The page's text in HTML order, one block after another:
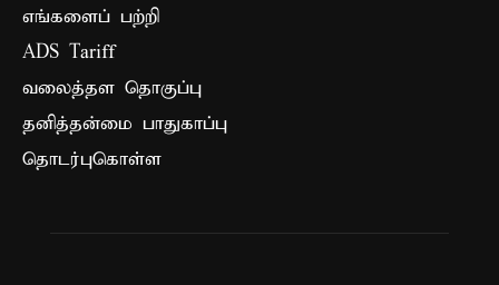
எங்களைப் பற்றி
ADS Tariff
வலைத்தள தொகுப்பு
தனித்தன்மை பாதுகாப்பு
தொடர்புகொள்ள